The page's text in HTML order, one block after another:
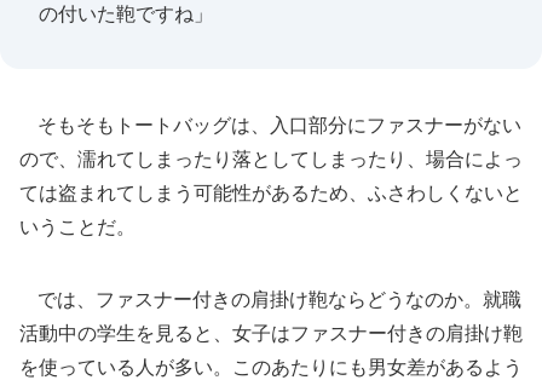
の付いた鞄ですね」
そもそもトートバッグは、入口部分にファスナーがない
ので、濡れてしまったり落としてしまったり、場合によっ
ては盗まれてしまう可能性があるため、ふさわしくないと
いうことだ。
では、ファスナー付きの肩掛け鞄ならどうなのか。就職
活動中の学生を見ると、女子はファスナー付きの肩掛け鞄
を使っている人が多い。このあたりにも男女差があるよう